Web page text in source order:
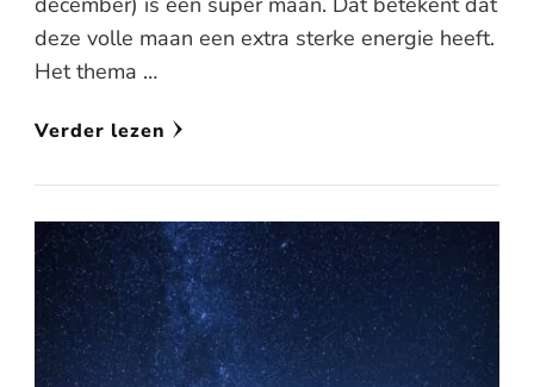
deze volle maan een extra sterke energie heeft.
Het thema …
Verder lezen